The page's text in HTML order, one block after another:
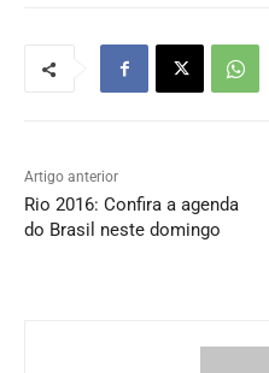
Artigo anterior
Rio 2016: Confira a agenda
do Brasil neste domingo